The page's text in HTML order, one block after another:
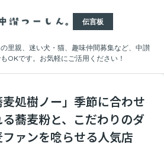
伝言板
里親、迷い犬・猫、趣味仲間募集など、中讃
OKです。お気軽にご活用ください！
処樹ノー」季節に合わせ
蕎麦粉と、こだわりのダ
ァンを唸らせる人気店